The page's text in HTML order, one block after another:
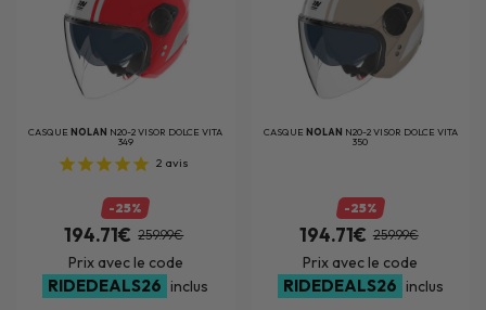
CASQUE NOLAN N20-2 VISOR DOLCE VITA
349
2 avis
-25%
194.71€ 259.99€
Prix avec le code
RIDEDEALS26 inclus
CASQUE NOLAN N20-2 VISOR DOLCE VITA
350
-25%
194.71€ 259.99€
Prix avec le code
RIDEDEALS26 inclus